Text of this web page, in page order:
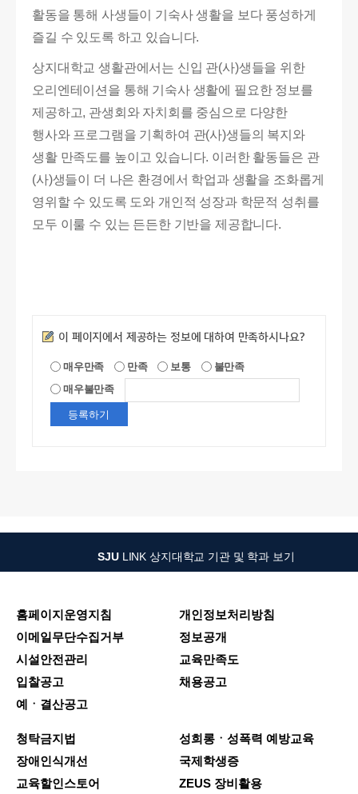
활동을 통해 사생들이 기숙사 생활을 보다 풍성하게
즐길 수 있도록 하고 있습니다.
상지대학교 생활관에서는 신입 관(사)생들을 위한
오리엔테이션을 통해 기숙사 생활에 필요한 정보를
제공하고, 관생회와 자치회를 중심으로 다양한
행사와 프로그램을 기획하여 관(사)생들의 복지와
생활 만족도를 높이고 있습니다. 이러한 활동들은 관
(사)생들이 더 나은 환경에서 학업과 생활을 조화롭게
영위할 수 있도록 도와 개인적 성장과 학문적 성취를
모두 이룰 수 있는 든든한 기반을 제공합니다.
만족도조사
이 페이지에서 제공하는 정보에 대하여 만족하시나요?
매우만족 만족 보통
불만족
매우불만족
SJU LINK 상지대학교 기관 및 학과 보기
홈페이지운영지침
개인정보처리방침
이메일무단수집거부
정보공개
시설안전관리
교육만족도
입찰공고
채용공고
예ㆍ결산공고
청탁금지법
성희롱ㆍ성폭력 예방교육
장애인식개선
국제학생증
교육할인스토어
ZEUS 장비활용